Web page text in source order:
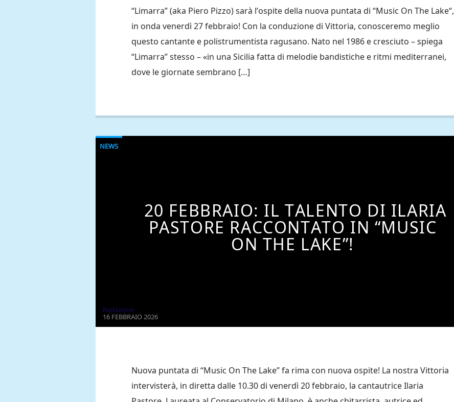
“Limarra” (aka Piero Pizzo) sarà l’ospite della nuova puntata di “Music On The Lake“,
in onda venerdì 27 febbraio! Con la conduzione di Vittoria, conosceremo meglio
questo cantante e polistrumentista ragusano. Nato nel 1986 e cresciuto – spiega
“Limarra” stesso – «in una Sicilia fatta di melodie bandistiche e ritmi mediterranei,
dove le giornate sembrano […]
NEWS
20 FEBBRAIO: IL TALENTO DI ILARIA
PASTORE RACCONTATO IN “MUSIC
ON THE LAKE”!
Redazione
16 FEBBRAIO 2026
Nuova puntata di “Music On The Lake” fa rima con nuova ospite! La nostra Vittoria
intervisterà, in diretta dalle 10.30 di venerdì 20 febbraio, la cantautrice Ilaria